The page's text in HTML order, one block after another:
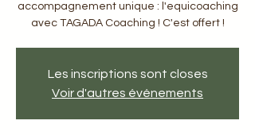
accompagnement unique : l'equicoaching
avec TAGADA Coaching ! C'est offert !
Les inscriptions sont closes
Voir d'autres événements